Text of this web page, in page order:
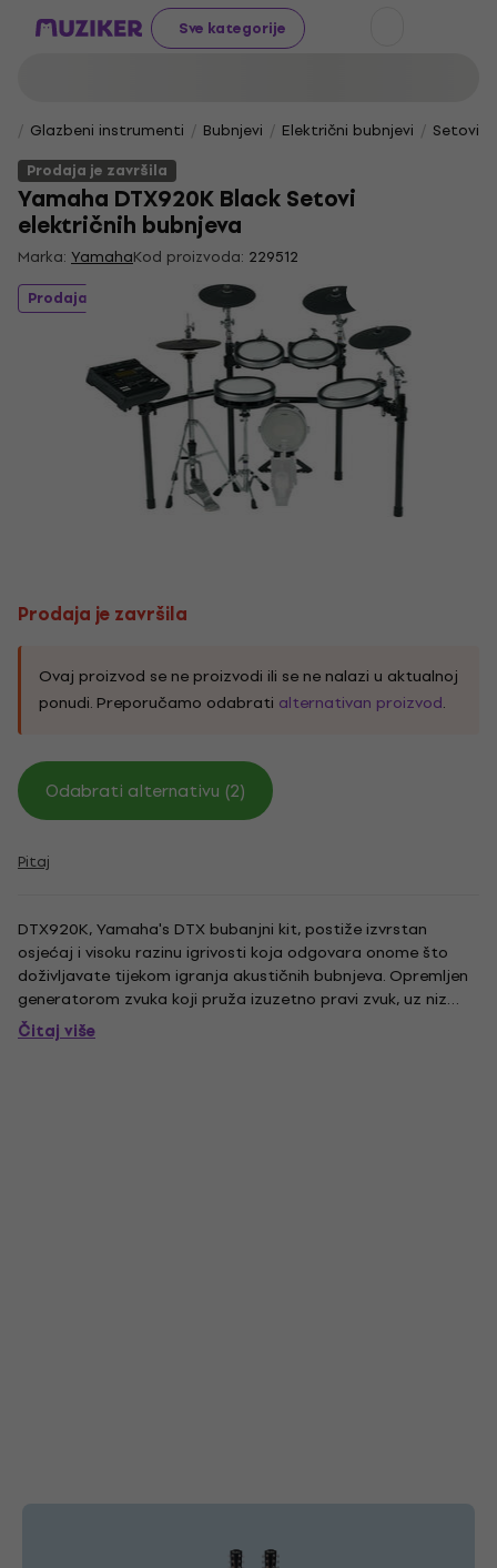
Sve kategorije
Glazbeni instrumenti Bubnjevi Električni bubnjevi
Setovi
Prodaja je završila
Yamaha DTX920K Black Setovi
električnih bubnjeva
Marka: YamahaKod proizvoda: 229512
Prodaja je završila
Prodaja je završila
Ovaj proizvod se ne proizvodi ili se ne nalazi u aktualnoj
ponudi. Preporučamo odabrati alternativan proizvod.
Odabrati alternativu (2)
Pitaj
DTX920K, Yamaha's DTX bubanjni kit, postiže izvrstan
osjećaj i visoku razinu igrivosti koja odgovara onome što
doživljavate tijekom igranja akustičnih bubnjeva. Opremljen
generatorom zvuka koji pruža izuzetno pravi zvuk, uz niz
funkcija koje samo elektronički bubnjevi mogu pružiti, kit
nudi bubnjare najbolji način da se izraze u digitalnom...
Čitaj više